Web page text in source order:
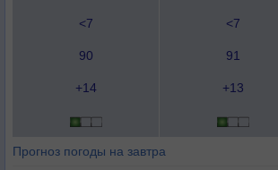
<7 <7
90 91
+14 +13
Прогноз погоды на завтра